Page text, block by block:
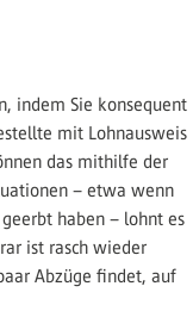
indem Sie konsequent
mit Lohnausweis
das mithilfe der
– etwa wenn
haben – lohnt es
ist rasch wieder
Abzüge findet, auf